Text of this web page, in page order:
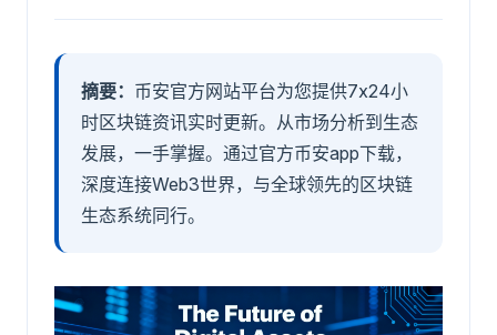
摘要： 币安官方网站平台为您提供7x24小
时区块链资讯实时更新。从市场分析到生态
发展，一手掌握。通过官方币安app下载，
深度连接Web3世界，与全球领先的区块链
生态系统同行。